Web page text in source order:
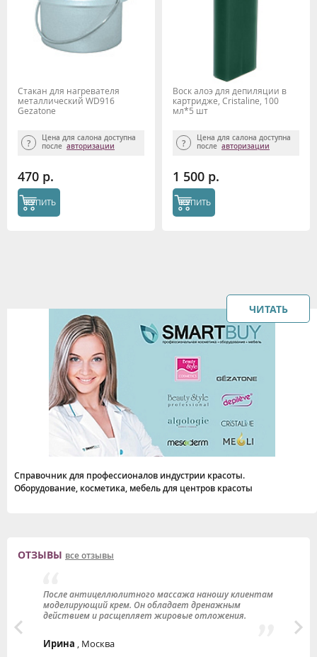
Стакан для нагревателя
металлический WD916
Gezatone
Цена для салона доступна
после авторизации
470 р.
КУПИТЬ
Воск алоэ для депиляции в
картридже, Cristaline, 100
мл*5 шт
Цена для салона доступна
после авторизации
1 500 р.
КУПИТЬ
ЧИТАТЬ
Справочник для профессионалов индустрии красоты.
Оборудование, косметика, мебель для центров красоты
ОТЗЫВЫ все отзывы
После антицеллюлитного массажа наношу клиентам
моделирующий крем. Он обладает дренажным
действием и расщепляет жировые отложения.
Ирина , Москва